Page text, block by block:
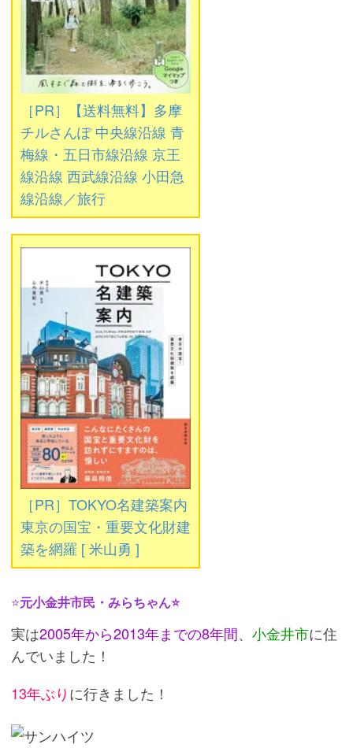
［PR］【送料無料】多摩
チルさんぽ 中央線沿線 青
梅線・五日市線沿線 京王
線沿線 西武線沿線 小田急
線沿線／旅行
［PR］TOKYO名建築案内
東京の国宝・重要文化財建
築を網羅 [ 米山勇 ]
⭐元小金井市民・みらちゃん⭐
実は2005年から2013年までの8年間、 小金井市に住
んでいました！
13年ぶりに行きました！